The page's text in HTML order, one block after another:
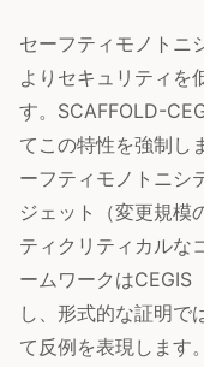
セーフティモノトニ
よりセキュリティを
す。SCAFFOLD-
てこの特性を強制し
ーフティモノトニシ
ジェット（変更規模
ティクリティカルな
ームワークはCEGIS
し、形式的な証明で
て反例を表現します